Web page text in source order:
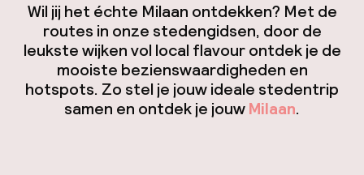
Wil jij het échte Milaan ontdekken? Met de
routes in onze stedengidsen, door de
leukste wijken vol local flavour ontdek je de
mooiste bezienswaardigheden en
hotspots. Zo stel je jouw ideale stedentrip
samen en ontdek je jouwMilaan.